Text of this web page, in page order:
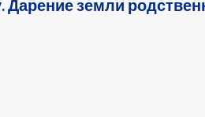
Дарение земли